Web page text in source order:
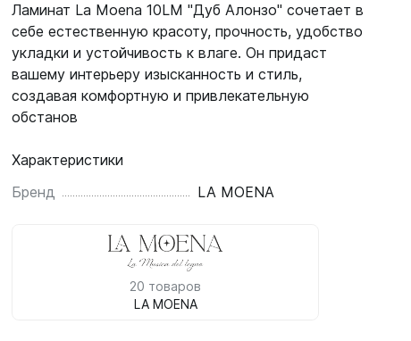
Ламинат La Moena 10LM "Дуб Алонзо" сочетает в
себе естественную красоту, прочность, удобство
укладки и устойчивость к влаге. Он придаст
вашему интерьеру изысканность и стиль,
создавая комфортную и привлекательную
обстанов
Характеристики
Бренд
LA MOENA
20 товаров
LA MOENA